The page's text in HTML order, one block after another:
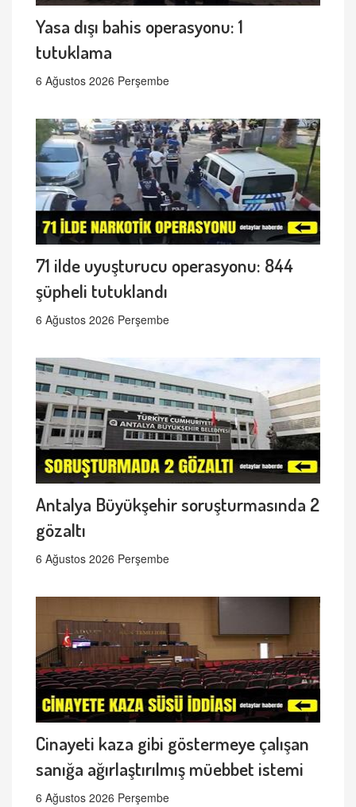
Yasa dışı bahis operasyonu: 1
tutuklama
6 Ağustos 2026 Perşembe
71 ilde uyuşturucu operasyonu: 844
şüpheli tutuklandı
6 Ağustos 2026 Perşembe
Antalya Büyükşehir soruşturmasında 2
gözaltı
6 Ağustos 2026 Perşembe
Cinayeti kaza gibi göstermeye çalışan
sanığa ağırlaştırılmış müebbet istemi
6 Ağustos 2026 Perşembe